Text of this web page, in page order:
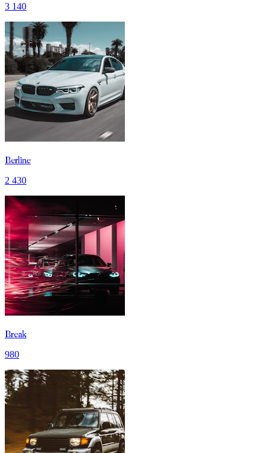
3 140
Berline
2 430
Break
980